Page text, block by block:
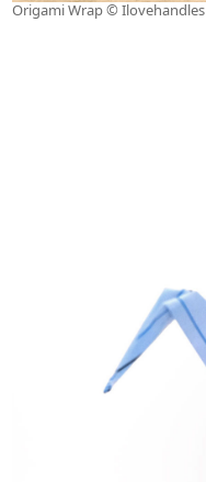
Origami Wrap © Ilovehandles